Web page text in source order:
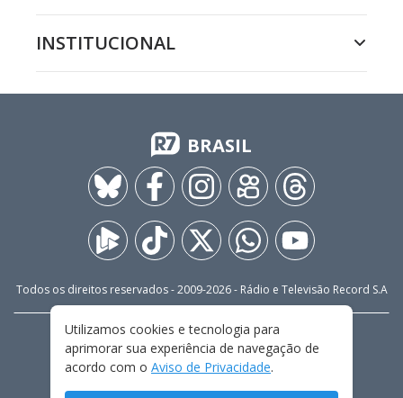
INSTITUCIONAL
BRASIL
Todos os direitos reservados - 2009-2026- Rádio e Televisão Record S.A
FALE CONOSCO
PRIVACIDADE
TERMOS E CONDIÇÕES DE USO
Utilizamos cookies e tecnologia para
aprimorar sua experiência de navegação de
acordo com o Aviso de Privacidade.